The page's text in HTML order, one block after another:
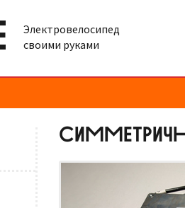
Электровелосипед
своими руками